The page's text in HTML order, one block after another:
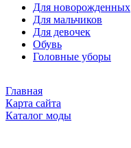
Для новорожденных
Для мальчиков
Для девочек
Обувь
Головные уборы
Главная
Карта сайта
Каталог моды